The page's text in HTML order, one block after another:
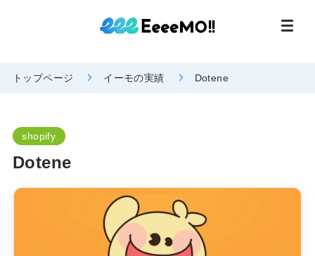
トップページ イーモの実績 Dotene
shopify
Dotene